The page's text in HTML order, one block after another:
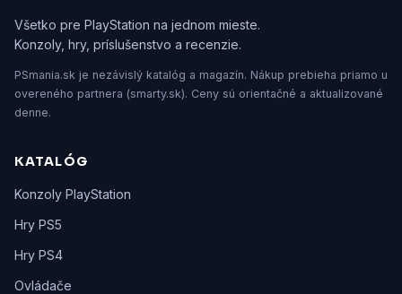
Všetko pre PlayStation na jednom mieste.
Konzoly, hry, príslušenstvo a recenzie.
PSmania.sk je nezávislý katalóg a magazín. Nákup prebieha priamo u
overeného partnera (smarty.sk). Ceny sú orientačné a aktualizované
denne.
KATALÓG
Konzoly PlayStation
Hry PS5
Hry PS4
Ovládače